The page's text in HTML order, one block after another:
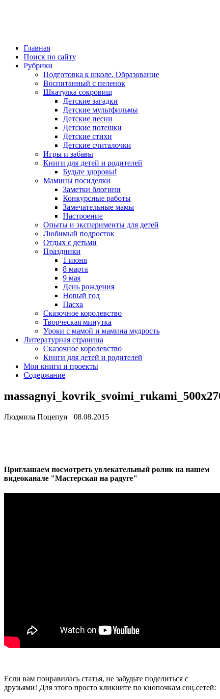
Главная
Поиск по сайту
Рубрики
Подготовка к школе. Образование
Воспитанный с пеленок
Шкатулка сокровищ
Детские загадки
Детские мультфильмы
Детские песни
Детские потешки
Детские стихи
Детские считалочки
Игры и забавы
Книги для детей и родителей
Будьте здоровы!
Мамины посиделки
Заметки блогини
Конкурсные работы
Замечательные мамы
Настроение
Опыты и эксперименты для детей
Любимый подросток
Отдых с детьми
Праздники
1 июня
8 марта
9 мая
День рождения
Новый год
Пасха
Сказочное королевство
Творческая минутка
Уроки с мамой и мамина мудрость
Литературная страница
Сказочное королевство
Книги для детей и родителей
Мои книги и проекты
Содержание
Людмила Поцепун 08.08.2015
Приглашаем посмотреть увлекательный ролик на нашем
видеоканале "Мастерская на радуге"
Если вам понравилась статья, не забудьте поделиться с
друзьями! Для этого просто кликните по кнопочкам соц.сетей: